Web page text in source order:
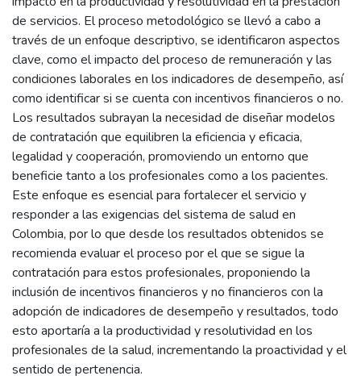
de servicios. El proceso metodológico se llevó a cabo a
través de un enfoque descriptivo, se identificaron aspectos
clave, como el impacto del proceso de remuneración y las
condiciones laborales en los indicadores de desempeño, así
como identificar si se cuenta con incentivos financieros o no.
Los resultados subrayan la necesidad de diseñar modelos
de contratación que equilibren la eficiencia y eficacia,
legalidad y cooperación, promoviendo un entorno que
beneficie tanto a los profesionales como a los pacientes.
Este enfoque es esencial para fortalecer el servicio y
responder a las exigencias del sistema de salud en
Colombia, por lo que desde los resultados obtenidos se
recomienda evaluar el proceso por el que se sigue la
contratación para estos profesionales, proponiendo la
inclusión de incentivos financieros y no financieros con la
adopción de indicadores de desempeño y resultados, todo
esto aportaría a la productividad y resolutividad en los
profesionales de la salud, incrementando la proactividad y el
sentido de pertenencia.